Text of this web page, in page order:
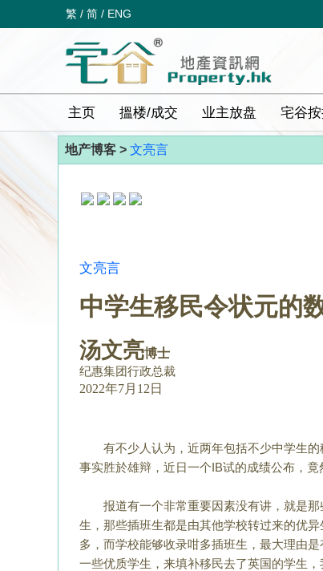
繁 / 简 / ENG
主页 搵楼/成交 业主放盘 宅谷
地产博客 > 文亮言
文亮言
中学生移民令状元的
汤文亮博士
纪惠集团行政总裁
2022年7月12日
有不少人认为，近两年包括不少中学生的
事实胜於雄辩， 近日一个IB试的成绩公布，竟
报道有一个非常重要因素没有讲，就是那
生，那些插班生都是由其他学校转过来的优
多，而学校能够收录咁多插班生，最大理由是
一些优质学生，来填补移民去了英国的学生